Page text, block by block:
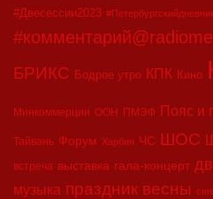
#Двесессии2023
БРИКС Бодрое утро КПК Кино
Минкоммерции ООН ПМЭФ Пояс и
Тайвань Форум Харбин ЧС ШОС
встреча выставка гала-концерт
музыка праздник весны